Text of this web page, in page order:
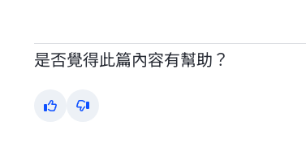
是否覺得此篇內容有幫助？
Yes No